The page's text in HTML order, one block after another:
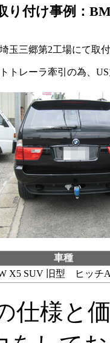
り付け事例：
玉三郷第2工場にて取付
トレーラ牽引の為、
車種
X5 SUV 旧型 ヒッチ
仕様と